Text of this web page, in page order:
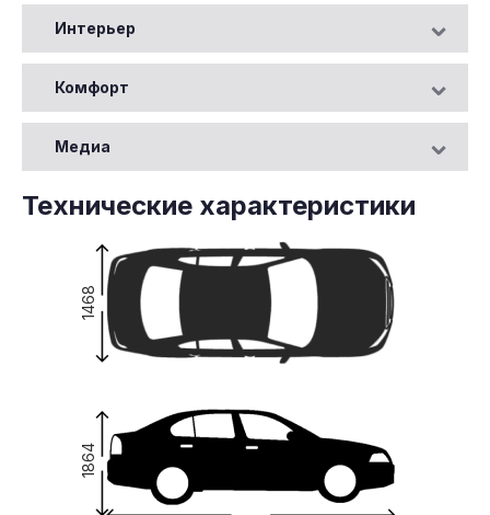
Интерьер
Комфорт
Медиа
Технические характеристики
1864
1468